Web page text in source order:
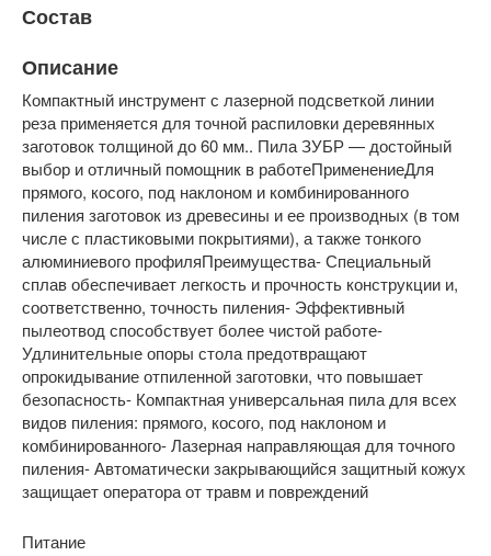
Состав
Описание
Компактный инструмент с лазерной подсветкой линии
реза применяется для точной распиловки деревянных
заготовок толщиной до 60 мм.. Пила ЗУБР — достойный
выбор и отличный помощник в работеПрименениеДля
прямого, косого, под наклоном и комбинированного
пиления заготовок из древесины и ее производных (в том
числе с пластиковыми покрытиями), а также тонкого
алюминиевого профиляПреимущества- Специальный
сплав обеспечивает легкость и прочность конструкции и,
соответственно, точность пиления- Эффективный
пылеотвод способствует более чистой работе-
Удлинительные опоры стола предотвращают
опрокидывание отпиленной заготовки, что повышает
безопасность- Компактная универсальная пила для всех
видов пиления: прямого, косого, под наклоном и
комбинированного- Лазерная направляющая для точного
пиления- Автоматически закрывающийся защитный кожух
защищает оператора от травм и повреждений
Питание